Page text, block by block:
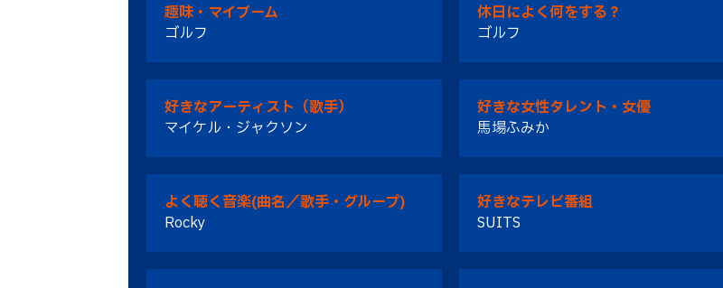
趣味・マイブーム
ゴルフ
休日によく何をする？
ゴルフ
好きなアーティスト（歌手）
マイケル・ジャクソン
好きな女性タレント・女優
馬場ふみか
よく聴く音楽(曲名／歌手・グループ)
Rocky
好きなテレビ番組
SUITS